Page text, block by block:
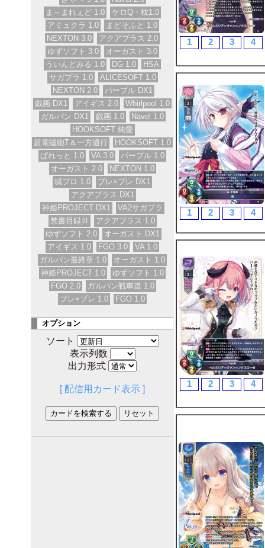
ま～まれぇど 1.0
ケロQ・枕1.0
アミュクラ 1.0
まどそふと 1.0
NEXTON 3.0
アクアプラス 2.0
ゆずソフト 3.0
オーガスト 3.0
ういんどみる 1.0
DG 1.0
HSA
サガプラ 1.0
ALICESOFT 1.0
NEXTON 2.0
パープル DX1
戯画 DX1
アイギス 2.0
Whirlpool 1.0
ガルパン DX1
戯画 1.0
Navel 1.0
HOOKSOFT 純愛
超電磁砲T＆一方通行
HOOKSOFT 1.0
ぱれっと 1.0
VA 3.0
パープル 1.0
オーガスト 2.0
NEXTON 1.0
城プロ 1.0
ブレ×ブレ DX1
アクアプラス DX1
神姫PROJECT DX1
VA2サガプラ
禁書目録Ⅲ
アクアプラス 1.0
ゆずソフト 2.0
オーガスト DX1
アイギス 1.0
FGO 3.0
VA 1.0
ガルパン最終章 1.0
オーガスト 1.0
神姫PROJECT 1.0
ゆずソフト 1.0
FGO 2.0
ガルパン戦車道 1.0
ブレ×ブレ 1.0
FGO 1.0
オプション
ソート
表示列数
出力形式
[ 配信用カード表示 ]
1 2 3 4
1 2 3 4
1 2 3 4